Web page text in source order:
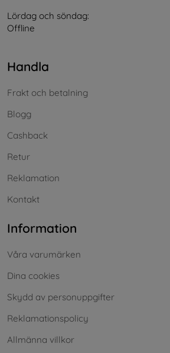
Lördag och söndag:
Offline
Handla
Frakt och betalning
Blogg
Cashback
Retur
Reklamation
Kontakt
Information
Våra varumärken
Dina cookies
Skydd av personuppgifter
Reklamationspolicy
Allmänna villkor